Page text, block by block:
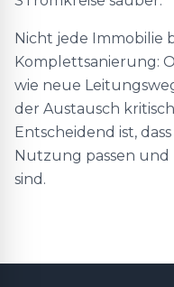
Nicht jede Immobilie
Komplettsanierung:
wie neue
der Austausch
Entscheidend ist,
Nutzung passen und
sind.